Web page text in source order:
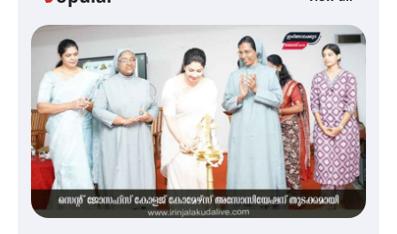
ഐ.ഐ.ടി മദ്രാസ്സിൽ നിന്നും
ഡോക്ടറേറ്റ് – ഇരിങ്ങാലക്കുട
സ്വദേശി ആതിര എം കെ യുടെ
നേട്ടം പ്രതിസന്ധികളോട് പൊരുതി
മെഡിക്കൽ ക്യാമ്പ്